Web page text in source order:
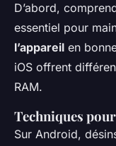
D’abord,
essentiel pour
l’appareil en
iOS offrent
RAM.
Techniques
Sur Android,